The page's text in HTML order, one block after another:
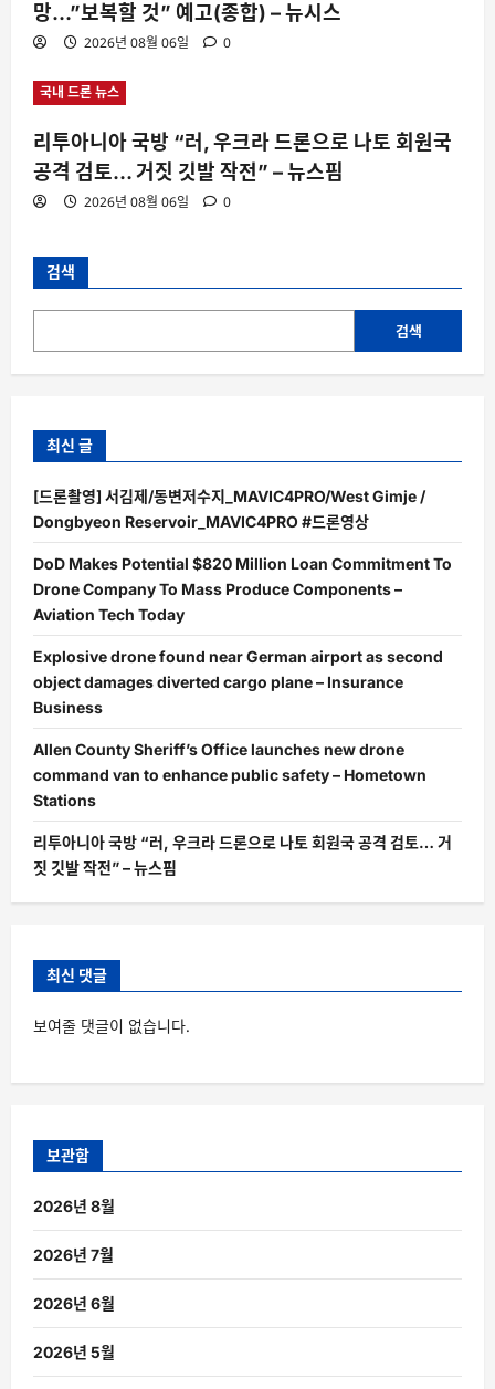
망…”보복할 것” 예고(종합) – 뉴시스
2026년 08월 06일 0
국내 드론 뉴스
리투아니아 국방 “러, 우크라 드론으로 나토 회원국
공격 검토… 거짓 깃발 작전” – 뉴스핌
2026년 08월 06일 0
검색
검색
최신 글
[드론촬영] 서김제/동변저수지_MAVIC4PRO/West Gimje /
Dongbyeon Reservoir_MAVIC4PRO #드론영상
DoD Makes Potential $820 Million Loan Commitment To
Drone Company To Mass Produce Components –
Aviation Tech Today
Explosive drone found near German airport as second
object damages diverted cargo plane – Insurance
Business
Allen County Sheriff’s Office launches new drone
command van to enhance public safety – Hometown
Stations
리투아니아 국방 “러, 우크라 드론으로 나토 회원국 공격 검토… 거
짓 깃발 작전” – 뉴스핌
최신 댓글
보여줄 댓글이 없습니다.
보관함
2026년 8월
2026년 7월
2026년 6월
2026년 5월